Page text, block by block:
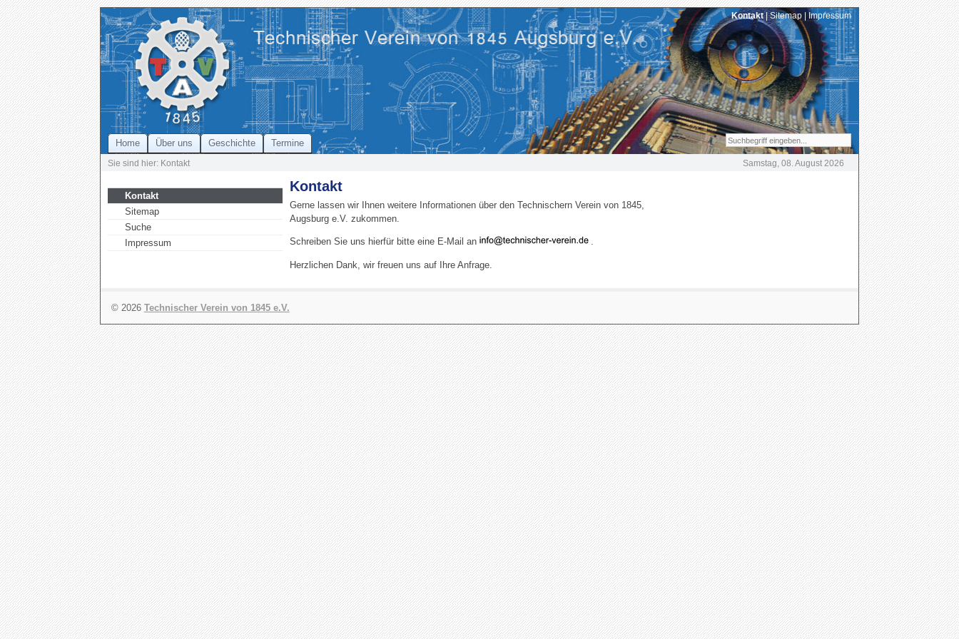
Kontakt|Sitemap Impressum
Home Über uns Geschichte Termine
Sie sind hier: Kontakt Samstag, 08. August 2026
Kontakt
Sitemap
Suche
Impressum
Kontakt
Gerne lassen wir Ihnen weitere Informationen über den Technischern Verein von 1845,
Augsburg e.V. zukommen.
Schreiben Sie uns hierfür bitte eine E-Mail an .
Herzlichen Dank, wir freuen uns auf Ihre Anfrage.
© 2026 Technischer Verein von 1845 e.V.